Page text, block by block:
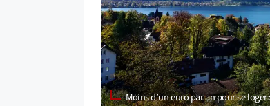
Moins d’un euro par an pour se